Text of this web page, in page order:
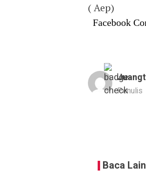
( Aep)
Facebook
Penulis
Baca